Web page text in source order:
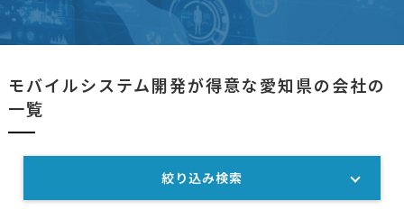
モバイルシステム開発が得意な愛知県の会社の
一覧
絞り込み検索